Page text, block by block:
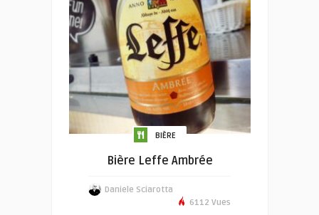
BIÈRE
Bière Leffe Ambrée
Daniele Sciarotta
6112 Vues